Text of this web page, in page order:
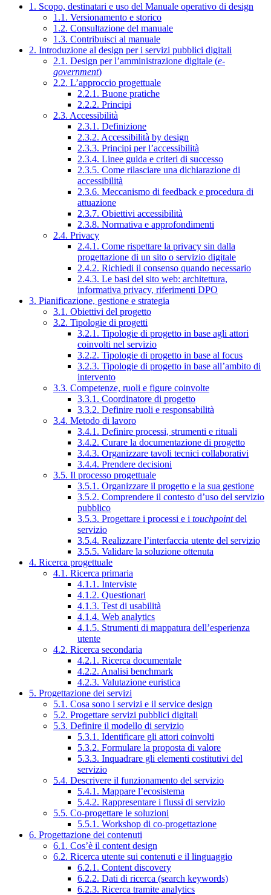
1. Scopo, destinatari e uso del Manuale operativo di design
1.1. Versionamento e storico
1.2. Consultazione del manuale
1.3. Contribuisci al manuale
2. Introduzione al design per i servizi pubblici digitali
2.1. Design per l’amministrazione digitale (e-
government)
2.2. L’approccio progettuale
2.2.1. Buone pratiche
2.2.2. Principi
2.3. Accessibilità
2.3.1. Definizione
2.3.2. Accessibilità by design
2.3.3. Principi per l’accessibilità
2.3.4. Linee guida e criteri di successo
2.3.5. Come rilasciare una dichiarazione di
accessibilità
2.3.6. Meccanismo di feedback e procedura di
attuazione
2.3.7. Obiettivi accessibilità
2.3.8. Normativa e approfondimenti
2.4. Privacy
2.4.1. Come rispettare la privacy sin dalla
progettazione di un sito o servizio digitale
2.4.2. Richiedi il consenso quando necessario
2.4.3. Le basi del sito web: architettura,
informativa privacy, riferimenti DPO
3. Pianificazione, gestione e strategia
3.1. Obiettivi del progetto
3.2. Tipologie di progetti
3.2.1. Tipologie di progetto in base agli attori
coinvolti nel servizio
3.2.2. Tipologie di progetto in base al focus
3.2.3. Tipologie di progetto in base all’ambito di
intervento
3.3. Competenze, ruoli e figure coinvolte
3.3.1. Coordinatore di progetto
3.3.2. Definire ruoli e responsabilità
3.4. Metodo di lavoro
3.4.1. Definire processi, strumenti e rituali
3.4.2. Curare la documentazione di progetto
3.4.3. Organizzare tavoli tecnici collaborativi
3.4.4. Prendere decisioni
3.5. Il processo progettuale
3.5.1. Organizzare il progetto e la sua gestione
3.5.2. Comprendere il contesto d’uso del servizio
pubblico
3.5.3. Progettare i processi e i touchpointdel
servizio
3.5.4. Realizzare l’interfaccia utente del servizio
3.5.5. Validare la soluzione ottenuta
4. Ricerca progettuale
4.1. Ricerca primaria
4.1.1. Interviste
4.1.2. Questionari
4.1.3. Test di usabilità
4.1.4. Web analytics
4.1.5. Strumenti di mappatura dell’esperienza
utente
4.2. Ricerca secondaria
4.2.1. Ricerca documentale
4.2.2. Analisi benchmark
4.2.3. Valutazione euristica
5. Progettazione dei servizi
5.1. Cosa sono i servizi e il service design
5.2. Progettare servizi pubblici digitali
5.3. Definire il modello di servizio
5.3.1. Identificare gli attori coinvolti
5.3.2. Formulare la proposta di valore
5.3.3. Inquadrare gli elementi costitutivi del
servizio
5.4. Descrivere il funzionamento del servizio
5.4.1. Mappare l’ecosistema
5.4.2. Rappresentare i flussi di servizio
5.5. Co-progettare le soluzioni
5.5.1. Workshop di co-progettazione
6. Progettazione dei contenuti
6.1. Cos’è il content design
6.2. Ricerca utente sui contenuti e il linguaggio
6.2.1. Content discovery
6.2.2. Dati di ricerca (search keywords)
6.2.3. Ricerca tramite analytics